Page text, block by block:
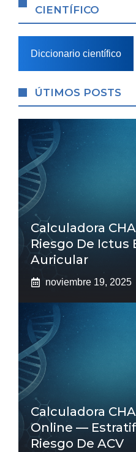
CIENTÍFICO
Diccionario científico
ÚTIMOS POSTS
Calculadora
Riesgo De Ictus
Auricular
noviembre 19, 2025
Calculadora
Online —
Riesgo De ACV